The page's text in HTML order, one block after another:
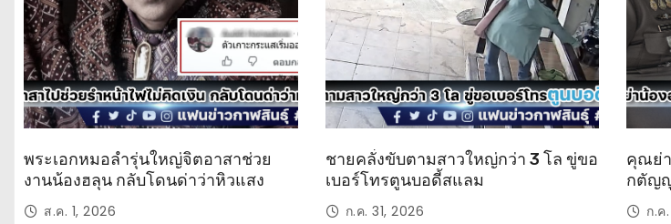
พระเอกหมอลำรุ่นใหญ่จิตอาสาช่วย
งานน้องฮลุน กลับโดนด่าว่าหิวแสง
ส.ค. 1, 2026
ชายคลั่งขับตามสาวใหญ่กว่า 3 โล ขู่ขอ
เบอร์โทรตูนบอดี้สแลม
ก.ค. 31, 2026
คุณย่
กตัญญู
ก.ค